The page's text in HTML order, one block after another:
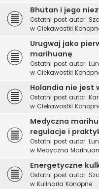
Bhutan i jego
Ostatni post autor:
w Ciekawostki
Urugwaj jako
marihuanę
Ostatni post autor:
w Ciekawostki
Holandia nie jest
Ostatni post autor:
w Ciekawostki
Medyczna
regulacje i
Ostatni post autor:
w Medyczna
Energetyczne
Ostatni post autor:
w Kulinaria Konopne